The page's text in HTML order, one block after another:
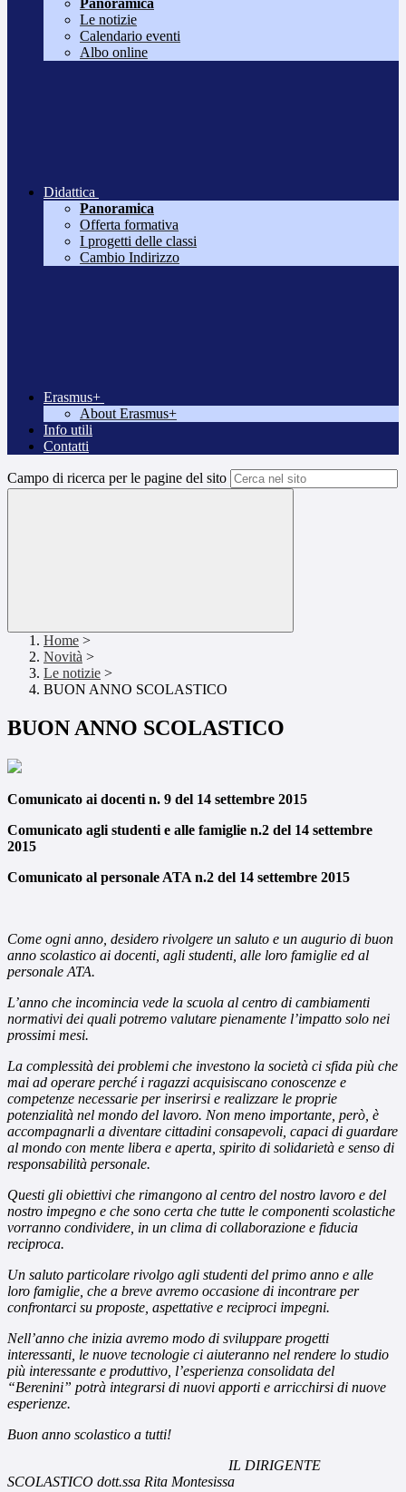
Panoramica
Le notizie
Calendario eventi
Albo online
Didattica
Panoramica
Offerta formativa
I progetti delle classi
Cambio Indirizzo
Erasmus+
About Erasmus+
Info utili
Contatti
Campo di ricerca per le pagine del sito
Home >
Novità >
Le notizie >
BUON ANNO SCOLASTICO
BUON ANNO SCOLASTICO
Comunicato ai docenti n. 9 del 14 settembre 2015
Comunicato agli studenti e alle famiglie n.2 del 14 settembre
2015
Comunicato al personale ATA n.2 del 14 settembre 2015
Come ogni anno, desidero rivolgere un saluto e un augurio di buon
anno scolastico ai docenti, agli studenti, alle loro famiglie ed al
personale ATA.
L’anno che incomincia vede la scuola al centro di cambiamenti
normativi dei quali potremo valutare pienamente l’impatto solo nei
prossimi mesi.
La complessità dei problemi che investono la società ci sfida più che
mai ad operare perché i ragazzi acquisiscano conoscenze e
competenze necessarie per inserirsi e realizzare le proprie
potenzialità nel mondo del lavoro. Non meno importante, però, è
accompagnarli a diventare cittadini consapevoli, capaci di guardare
al mondo con mente libera e aperta, spirito di solidarietà e senso di
responsabilità personale.
Questi gli obiettivi che rimangono al centro del nostro lavoro e del
nostro impegno e che sono certa che tutte le componenti scolastiche
vorranno condividere, in un clima di collaborazione e fiducia
reciproca.
Un saluto particolare rivolgo agli studenti del primo anno e alle
loro famiglie, che a breve avremo occasione di incontrare per
confrontarci su proposte, aspettative e reciproci impegni.
Nell’anno che inizia avremo modo di sviluppare progetti
interessanti, le nuove tecnologie ci aiuteranno nel rendere lo studio
più interessante e produttivo, l’esperienza consolidata del
“Berenini” potrà integrarsi di nuovi apporti e arricchirsi di nuove
esperienze.
Buon anno scolastico a tutti!
IL DIRIGENTE
SCOLASTICO dott.ssa Rita Montesissa